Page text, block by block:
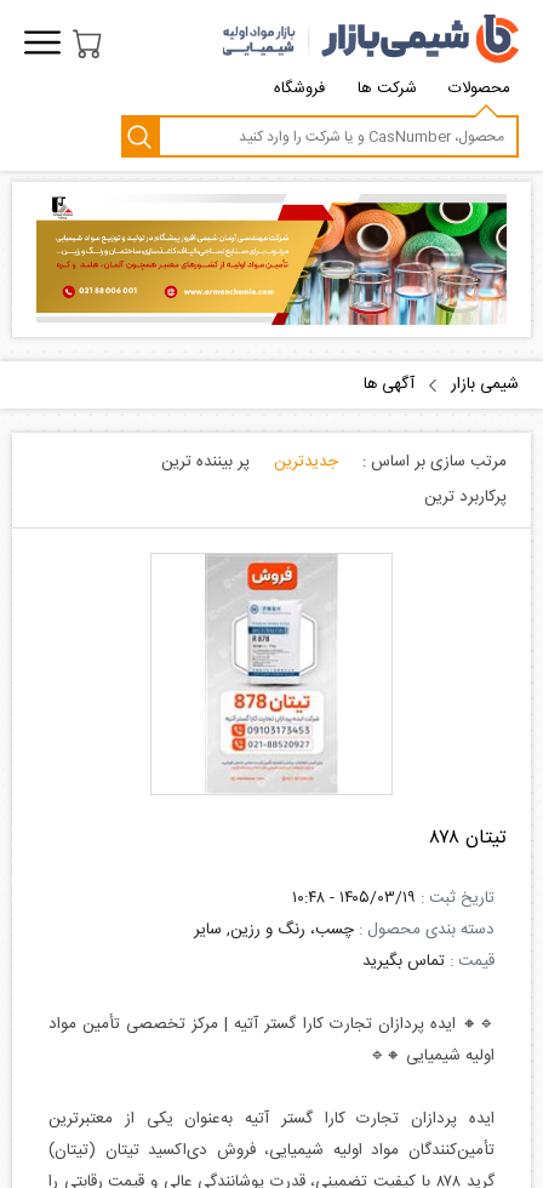
محصولات شرکت ها فروشگاه
شیمی بازار آگهی ها
مرتب سازی بر اساس :
تیتان ۸۷۸
تاریخ ثبت : ۱۴۰۵/۰۳/۱۹ - ۱۰:۴۸
دسته بندی محصول : چسب، رنگ و رزین, سایر
قیمت : تماس بگیرید
🔹🔸 ایده پردازان تجارت کارا گستر آتیه | مرکز تخصصی تأمین مواد
اولیه شیمیایی 🔸🔹
ایده پردازان تجارت کارا گستر آتیه به‌عنوان یکی از معتبرترین
تأمین‌کنندگان مواد اولیه شیمیایی، فروش دی‌اکسید تیتان (تیتان)
گرید ۸۷۸ با کیفیت تضمینی، قدرت پوشانندگی عالی و قیمت رقابتی را